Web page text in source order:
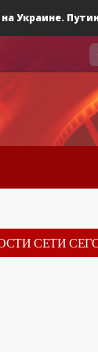
Путин
СЕТИ